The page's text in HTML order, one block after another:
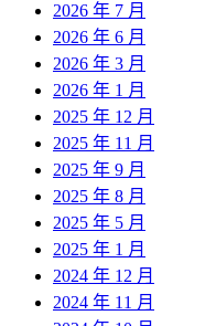
2026 年 7 月
2026 年 6 月
2026 年 3 月
2026 年 1 月
2025 年 12 月
2025 年 11 月
2025 年 9 月
2025 年 8 月
2025 年 5 月
2025 年 1 月
2024 年 12 月
2024 年 11 月